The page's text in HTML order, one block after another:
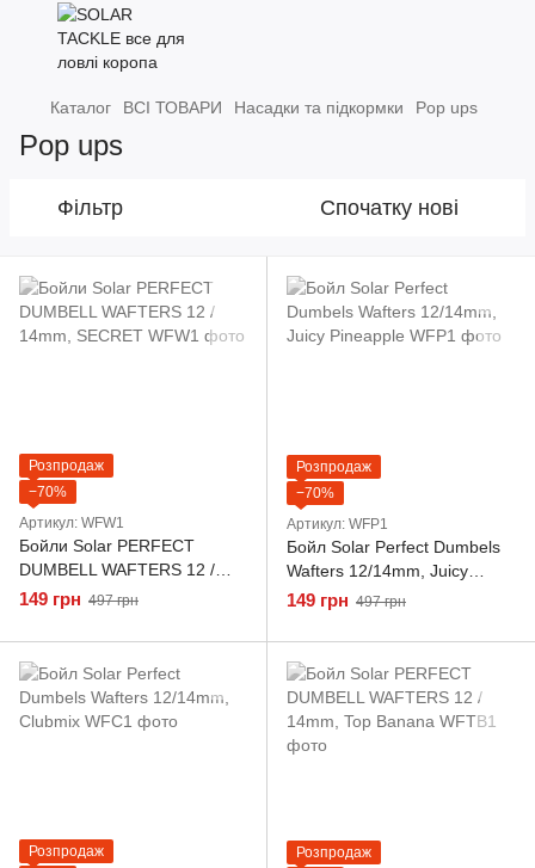
Каталог ВСІ ТОВАРИ Насадки та підкормки Pop ups
Pop ups
Фільтр Спочатку нові
Розпродаж
−70%
Артикул: WFW1
Бойли Solar PERFECT
DUMBELL WAFTERS 12 /
14mm, SECRET
149 грн 497 грн
Розпродаж
−70%
Артикул: WFP1
Бойл Solar Perfect Dumbels
Wafters 12/14mm, Juicy
Pineapple
149 грн 497 грн
Розпродаж
Розпродаж